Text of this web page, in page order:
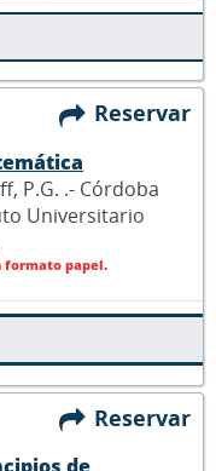
Reservar
P.G. .- Córdoba
Universitario
papel.
Reservar
de